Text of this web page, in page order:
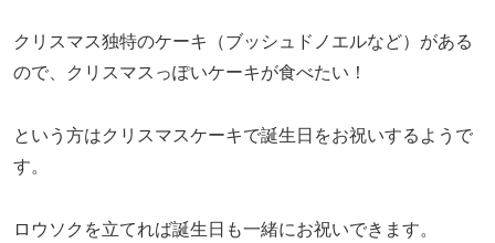
クリスマス独特のケーキ（ブッシュドノエルなど）がある
ので、クリスマスっぽいケーキが食べたい！
という方はクリスマスケーキで誕生日をお祝いするようで
す。
ロウソクを立てれば誕生日も一緒にお祝いできます。